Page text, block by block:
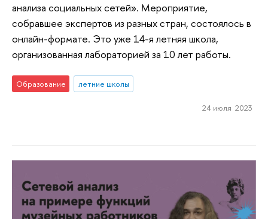
анализа социальных сетей». Мероприятие,
собравшее экспертов из разных стран, состоялось в
онлайн-формате. Это уже 14-я летняя школа,
организованная лабораторией за 10 лет работы.
Образование летние школы
24 июля 2023